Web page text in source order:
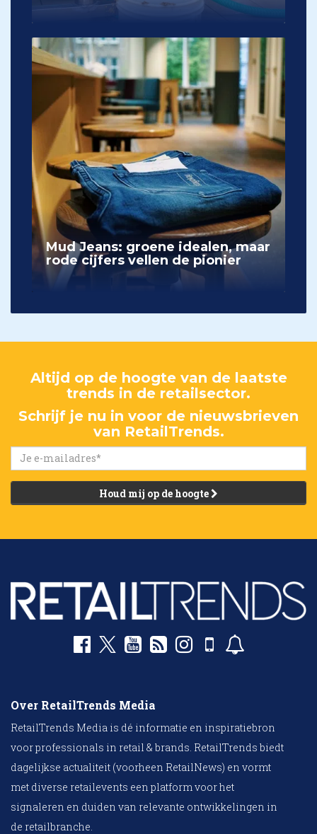
Mud Jeans: groene idealen, maar
rode cijfers vellen de pionier
Altijd op de hoogte van de laatste
trends in de retailsector.
Schrijf je nu in voor de nieuwsbrieven
van RetailTrends.
Houd mij op de hoogte
Over RetailTrends Media
RetailTrends Media is dé informatie en inspiratiebron
voor professionals in retail & brands. RetailTrends biedt
dagelijkse actualiteit (voorheen RetailNews) en vormt
met diverse retailevents een platform voor het
signaleren en duiden van relevante ontwikkelingen in
de retailbranche.